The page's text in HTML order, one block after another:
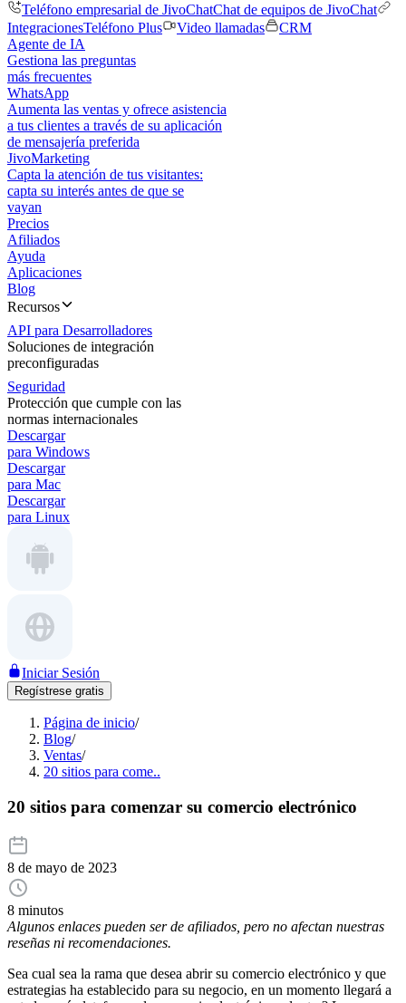
Teléfono empresarial de JivoChatChat de equipos de JivoChat
IntegracionesTeléfono Plus Video llamadas
CRM
Agente de IA
Gestiona las preguntas
más frecuentes
WhatsApp
Aumenta las ventas y ofrece asistencia
a tus clientes a través de su aplicación
de mensajería preferida
JivoMarketing
Capta la atención de tus visitantes:
capta su interés antes de que se
vayan
Precios
Afiliados
Ayuda
Aplicaciones
Blog
Recursos
API para Desarrolladores
Soluciones de integración
preconfiguradas
Seguridad
Protección que cumple con las
normas internacionales
Descargar
para Windows
Descargar
para Mac
Descargar
para Linux
Iniciar Sesión
Regístrese gratis
Página de inicio/
Blog/
Ventas/
20 sitios para come..
20 sitios para comenzar su comercio electrónico
8 de mayo de 2023
8 minutos
Algunos enlaces pueden ser de afiliados, pero no afectan nuestras
reseñas ni recomendaciones.
Sea cual sea la rama que desea abrir su comercio electrónico y que
estrategias ha establecido para su negocio, en un momento llegará a